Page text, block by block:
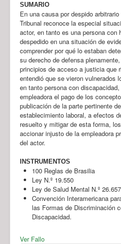
SUMARIO
En una causa por despido
Tribunal reconoce la especial
actor, en tanto es una persona con
despedido en una situación de
comprender por qué lo estaban
su derecho de defensa
principios de acceso a justicia que
entendió que se vieron vulnerados
en tanto persona con
empleadora el pago de los
publicación de la parte pertinente
establecimiento laboral, a efectos
resuelto y mitigar de esta forma,
accionar injusto de la empleadora
del actor.
INSTRUMENTOS
100 Reglas de Brasilia
Ley N.º 19.550
Ley de Salud Mental N.º 26.657
Convención Interamericana
las Formas de Discriminación
Discapacidad.
Ver Fallo